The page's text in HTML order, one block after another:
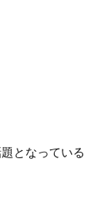
となっている